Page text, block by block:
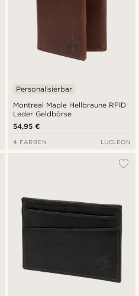
Montreal Maple Hellbraune RFID
Leder Geldbörse
Personalisierbar
54,95 €
4 FARBEN LUCLEON